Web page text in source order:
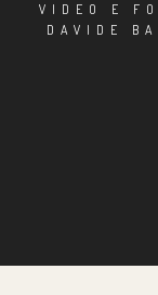
VIDEO E
DAVIDE